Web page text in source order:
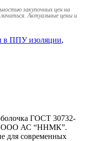
закупочных цен на
Актуальные цены и
в ППУ изоляции,
ГОСТ 30732-
ООО АС “ННМК”.
для современных